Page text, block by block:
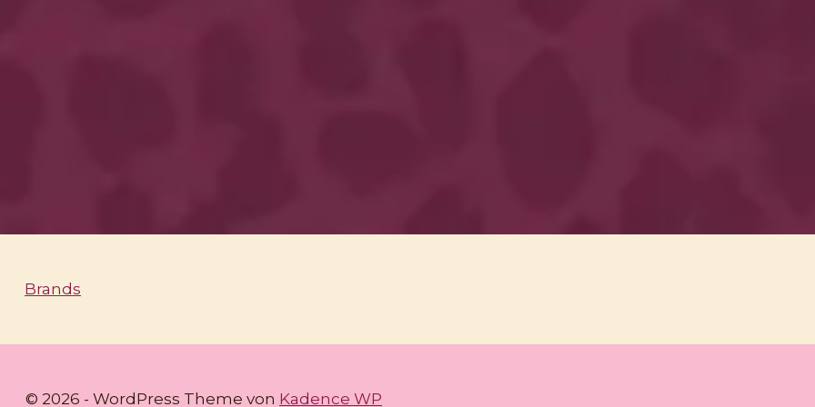
Brands
© 2026 - WordPress Theme von Kadence WP